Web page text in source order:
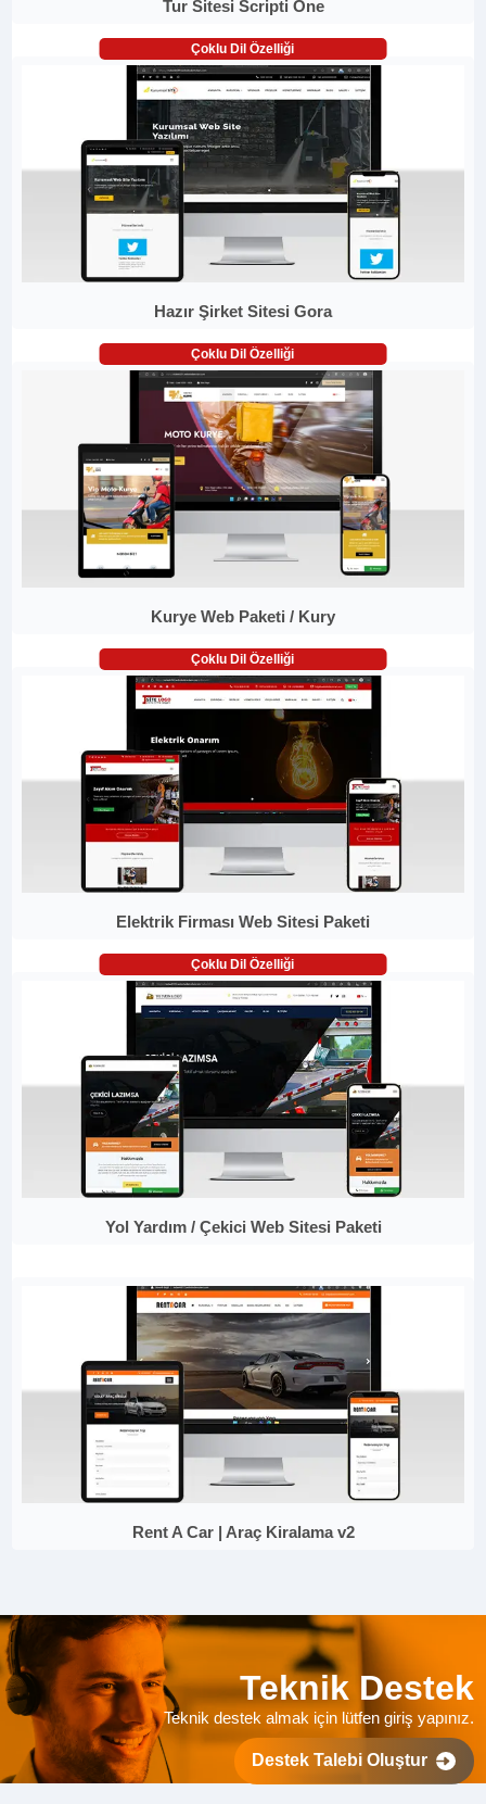
Tur Sitesi Scripti One
Çoklu Dil Özelliği
Hazır Şirket Sitesi Gora
Çoklu Dil Özelliği
Kurye Web Paketi / Kury
Çoklu Dil Özelliği
Elektrik Firması Web Sitesi Paketi
Çoklu Dil Özelliği
Yol Yardım / Çekici Web Sitesi Paketi
Rent A Car | Araç Kiralama v2
Teknik Destek
Teknik destek almak için lütfen giriş yapınız.
Destek Talebi Oluştur